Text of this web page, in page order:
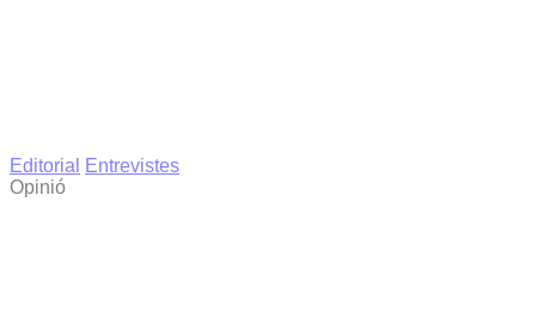
Editorial
Entrevistes
Opinió